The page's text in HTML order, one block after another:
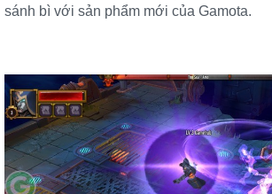
sánh bì với sản phẩm mới của Gamota.